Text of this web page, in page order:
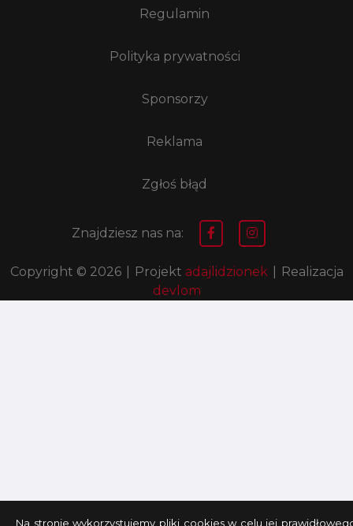
Regulamin
Polityka prywatności
Sponsorzy
Reklama
Zgłoś błąd
Znajdziesz nas na:
Copyright © 2026 Projekt adajlidzionek
Realizacja
devlom
Na stronie wykorzystujemy pliki cookies w celu jej